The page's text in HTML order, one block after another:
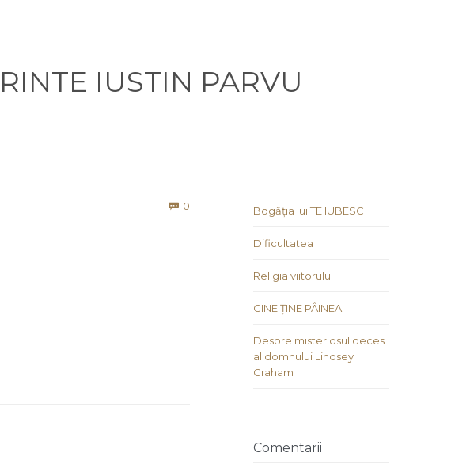
IUSTIN PARVU
 0 Bogăția lui TE IUBESC
Dificultatea
Religia viitorului
CINE ȚINE PÂINEA
Despre misteriosul deces
al domnului Lindsey
Graham
Comentarii